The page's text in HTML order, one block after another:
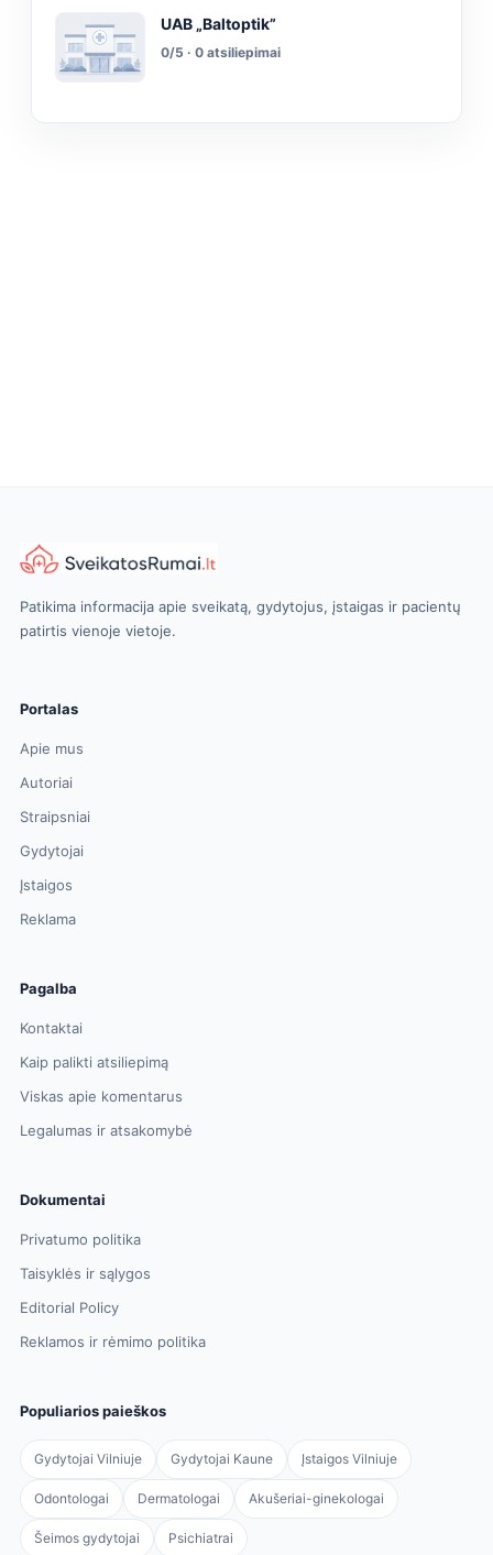
UAB „Baltoptik”
0/5 · 0 atsiliepimai
Patikima informacija apie sveikatą, gydytojus, įstaigas ir pacientų
patirtis vienoje vietoje.
Portalas
Apie mus
Autoriai
Straipsniai
Gydytojai
Įstaigos
Reklama
Pagalba
Kontaktai
Kaip palikti atsiliepimą
Viskas apie komentarus
Legalumas ir atsakomybė
Dokumentai
Privatumo politika
Taisyklės ir sąlygos
Editorial Policy
Reklamos ir rėmimo politika
Populiarios paieškos
Gydytojai Vilniuje Gydytojai Kaune Įstaigos Vilniuje
Odontologai Dermatologai Akušeriai-ginekologai
Šeimos gydytojai Psichiatrai